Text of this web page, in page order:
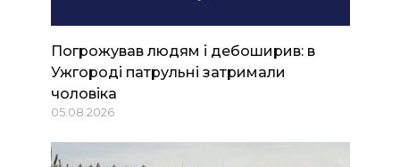
Погрожував людям і дебоширив: в
Ужгороді патрульні затримали
чоловіка
05.08.2026